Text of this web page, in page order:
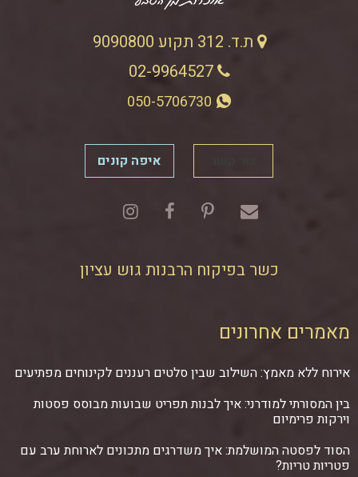
ת.ד. 312 תקוע 9090800
02-9964527
איפה קונים
כשר בפיקוח הרבנות גוש עציון
מאמרים אחרונים
אירוח ללא מאמץ: השילוב שבין סלטים רעננים לקינוחים מפתיעים
בין המסורתי למודרני: איך לבנות תפריט שבועות מבוסס פסטות
וירקות פרימיום
הסוד לפסטה המושלמת: איך משדרגים מתכונים לארוחת ערב עם
פטריות טריות?